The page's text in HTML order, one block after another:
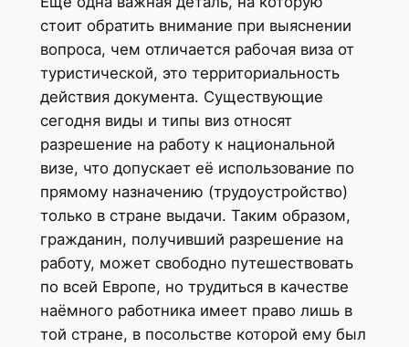
стоит обратить внимание при выяснении
вопроса, чем отличается рабочая виза от
туристической, это территориальность
действия документа. Существующие
сегодня виды и типы виз относят
разрешение на работу к национальной
визе, что допускает её использование по
прямому назначению (трудоустройство)
только в стране выдачи. Таким образом,
гражданин, получивший разрешение на
работу, может свободно путешествовать
по всей Европе, но трудиться в качестве
наёмного работника имеет право лишь в
той стране, в посольстве которой ему был